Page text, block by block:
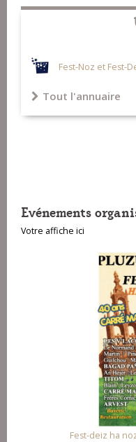
Fest-Noz et Fest-
Tout l'annuaire
Evénements
Votre affiche ici